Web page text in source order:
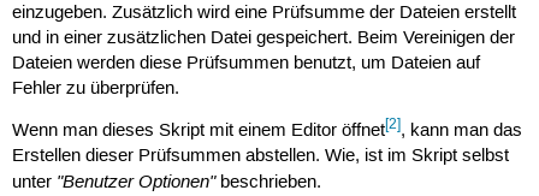
einzugeben. Zusätzlich wird eine Prüfsumme der Dateien erstellt
und in einer zusätzlichen Datei gespeichert. Beim Vereinigen der
Dateien werden diese Prüfsummen benutzt, um Dateien auf
Fehler zu überprüfen.
Wenn man dieses Skript mit einem Editor öffnet[2], kann man das
Erstellen dieser Prüfsummen abstellen. Wie, ist im Skript selbst
unter "Benutzer Optionen"beschrieben.